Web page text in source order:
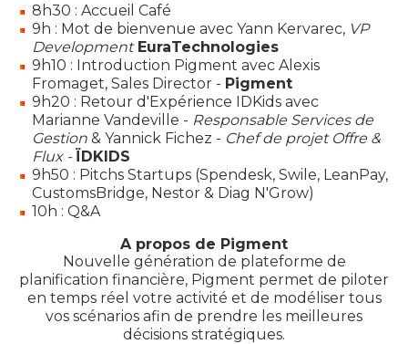
8h30 : Accueil Café
9h : Mot de bienvenue avec Yann Kervarec, VP
Development EuraTechnologies
9h10 : Introduction Pigment avec Alexis
Fromaget, Sales Director - Pigment
9h20 : Retour d'Expérience IDKids avec
Marianne Vandeville - Responsable Services de
Gestion & Yannick Fichez - Chef de projet Offre &
Flux - ÏDKIDS
9h50 : Pitchs Startups (Spendesk, Swile, LeanPay,
CustomsBridge, Nestor & Diag N'Grow)
10h : Q&A
A propos de Pigment
Nouvelle génération de plateforme de
planification financière, Pigment permet de piloter
en temps réel votre activité et de modéliser tous
vos scénarios afin de prendre les meilleures
décisions stratégiques.